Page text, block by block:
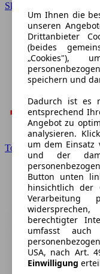
Skoda
Toyota
Um Ihnen die
unseren
Drittanbieter
(beides
„Cookies"),
speichern und
Dadurch ist es
entsprechend
Angebot zu
analysieren.
um dem Einsatz
und der
Button unten
hinsichtlich der
Verarbeitung
berechtigter
umfasst auch
USA, nach Art.
Einwilligung